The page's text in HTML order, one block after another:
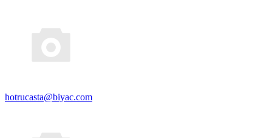
hotrucasta@biyac.com